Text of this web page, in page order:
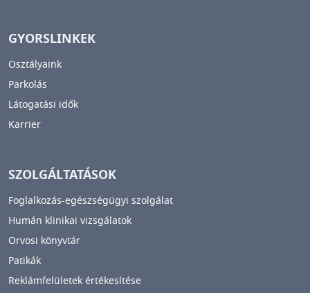
GYORSLINKEK
Osztályaink
Parkolás
Látogatási idők
Karrier
SZOLGÁLTATÁSOK
Foglalkozás-egészségügyi szolgálat
Humán klinikai vizsgálatok
Orvosi könyvtár
Patikák
Reklámfelületek értékesítése